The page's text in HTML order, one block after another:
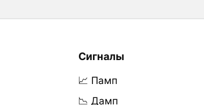
Сигналы
📈 Памп
📉 Дамп